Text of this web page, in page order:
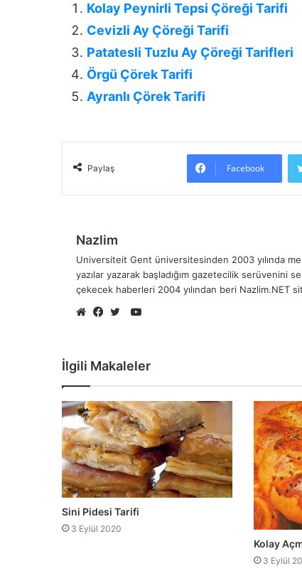
Kolay Peynirli Tepsi Çöreği Tarifi
Cevizli Ay Çöreği Tarifi
Patatesli Tuzlu Ay Çöreği Tarifleri
Örgü Çörek Tarifi
Ayranlı Çörek Tarifi
Paylaş Facebook
Nazlim
Universiteit Gent üniversitesinden 2003 yılında
yazılar yazarak başladığım gazetecilik serüvenini
çekecek haberleri 2004 yılından beri Nazlim.NET
YouTube
İlgili Makaleler
Sini Pidesi Tarifi
3 Eylül 2020
Kolay
3 Eylül